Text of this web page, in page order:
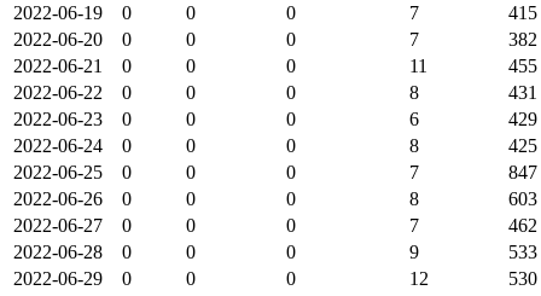
2022-06-19
0 0 0 7
415
2022-06-20
0 0 0 7
382
2022-06-21
0 0 0 11
455
2022-06-22
0 0 0 8
431
2022-06-23
0 0 0 6
429
2022-06-24
0 0 0 8
425
2022-06-25
0 0 0 7
847
2022-06-26
0 0 0 8
603
2022-06-27
0 0 0 7
462
2022-06-28
0 0 0 9
533
2022-06-29
0 0 0 12
530